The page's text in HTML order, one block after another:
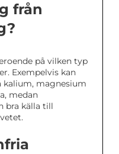
från
på vilken typ
Exempelvis kan
kalium, magnesium
medan
bra källa till